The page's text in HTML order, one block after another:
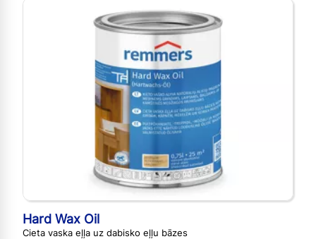
Hard Wax Oil
Cieta vaska eļļa uz dabisko eļļu bāzes